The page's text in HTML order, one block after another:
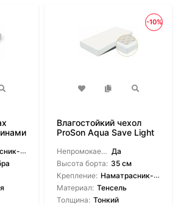
чехол
-10%
Влагостойкий чехол
ProSon Aqua Save Light
Непромокаемый: Да
Высота борта: 35 см
Крепление: Наматрасник-чехол
Материал: Тенсель
Толщина: Тонкий